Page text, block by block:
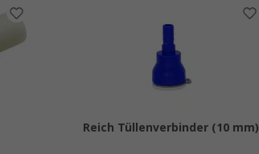
Reich Tüllenverbinder (10 mm)